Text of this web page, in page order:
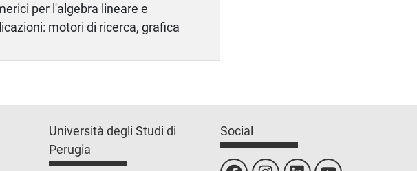
per l'algebra lineare e
motori di ricerca, grafica
Università degli Studi di
Perugia
Social